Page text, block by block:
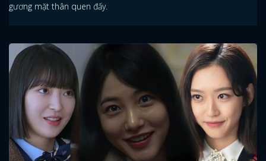
gương mặt thân quen đấy.